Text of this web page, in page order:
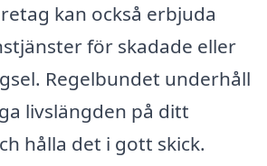
kan också erbjuda
för skadade eller
Regelbundet underhåll
livslängden på ditt
hålla det i gott skick.